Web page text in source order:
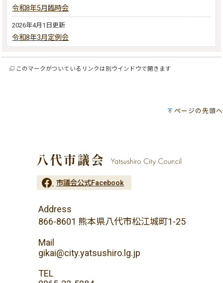
令和8年5月臨時会
2026年4月1日更新
令和8年3月定例会
このマークがついているリンクは別ウインドウで開きます
ページの先頭へ
市議会公式Facebook
Address
866-8601 熊本県八代市松江城町1-25
Mail
gikai@city.yatsushiro.lg.jp
TEL